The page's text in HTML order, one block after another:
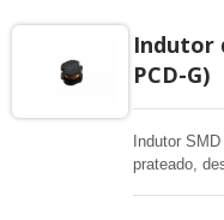
Indutor
PCD-G)
Indutor
prateado,